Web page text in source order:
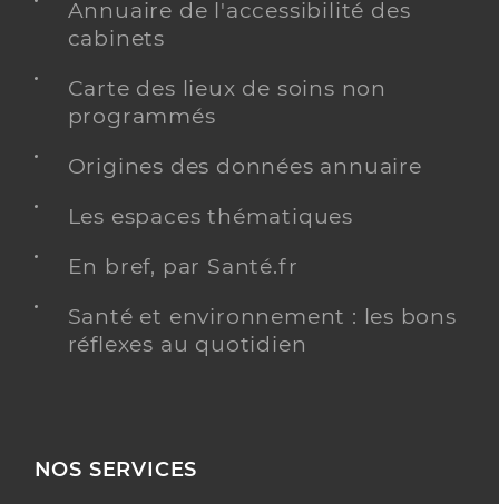
Annuaire de l'accessibilité des
cabinets
Carte des lieux de soins non
programmés
Origines des données annuaire
Les espaces thématiques
En bref, par Santé.fr
Santé et environnement : les bons
réflexes au quotidien
NOS SERVICES